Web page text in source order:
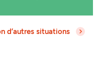
d’autres situations